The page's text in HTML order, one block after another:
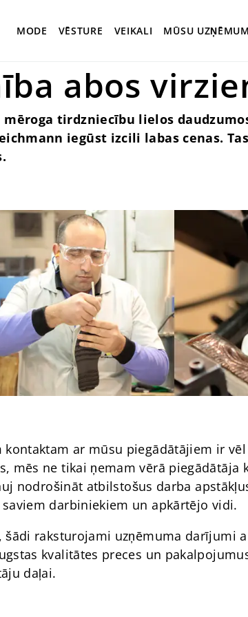
MODE VĒSTURE VEIKALI MŪSU
abos
tirdzniecību lielos
iegūst izcili labas cenas.
kontaktam ar mūsu piegādātājiem ir
mēs ne tikai ņemam vērā piegādātāja
nodrošināt atbilstošus darba
darbiniekiem un apkārtējo vidi.
šādi raksturojami uzņēmuma darījumi
kvalitātes preces un
daļai.